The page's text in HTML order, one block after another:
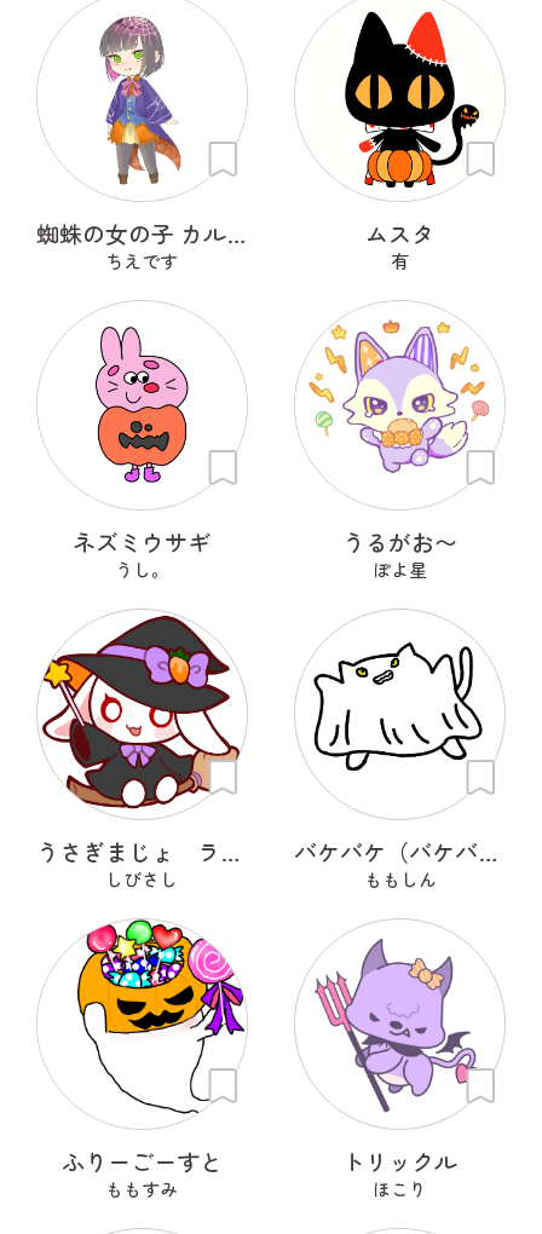
蜘蛛の女の子 カルネ
ちえです
ムスタ
有
ネズミウサギ
うし。
うるがお〜
ぽよ星
うさぎまじょ ラヴィッチ
しびさし
バケバケ（バケバケはネコ）
ももしん
ふりーごーすと
ももすみ
トリックル
ほこり